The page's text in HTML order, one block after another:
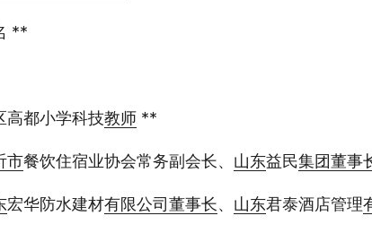
**
高都小学科技教师 **
市餐饮住宿业协会常务副会长、 山东益民集团董事
宏华防水建材有限公司董事长、 山东君泰酒店管理